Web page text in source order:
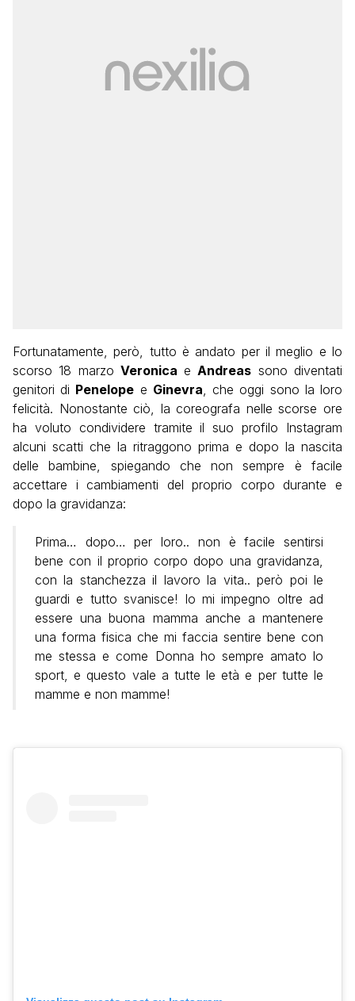
Fortunatamente, però, tutto è andato per il meglio e lo
scorso 18 marzo Veronica e Andreas sono diventati
genitori di Penelope e Ginevra , che oggi sono la loro
felicità. Nonostante ciò, la coreografa nelle scorse ore
ha voluto condividere tramite il suo profilo Instagram
alcuni scatti che la ritraggono prima e dopo la nascita
delle bambine, spiegando che non sempre è facile
accettare i cambiamenti del proprio corpo durante e
dopo la gravidanza:
Prima… dopo… per loro.. non è facile sentirsi
bene con il proprio corpo dopo una gravidanza,
con la stanchezza il lavoro la vita.. però poi le
guardi e tutto svanisce! Io mi impegno oltre ad
essere una buona mamma anche a mantenere
una forma fisica che mi faccia sentire bene con
me stessa e come Donna ho sempre amato lo
sport, e questo vale a tutte le età e per tutte le
mamme e non mamme!